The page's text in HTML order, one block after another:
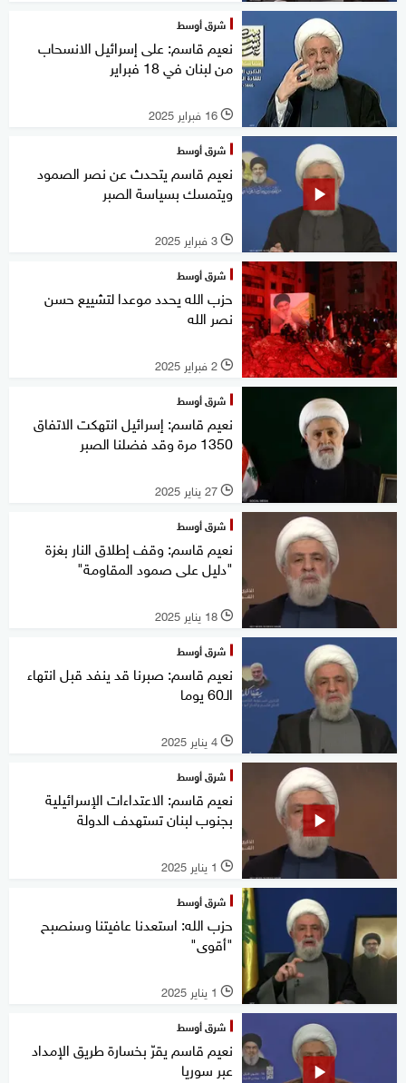
شرق أوسط
نعيم قاسم: على إسرائيل الانسحاب
من لبنان في 18 فبراير
l 16 فبراير 2025
شرق أوسط
نعيم قاسم يتحدث عن نصر الصمود
ويتمسك بسياسة الصبر
l 3 فبراير 2025
شرق أوسط
حزب الله يحدد موعدا لتشييع حسن
نصر الله
l 2 فبراير 2025
شرق أوسط
نعيم قاسم: إسرائيل انتهكت الاتفاق
1350 مرة وقد فضلنا الصبر
l 27 يناير 2025
شرق أوسط
نعيم قاسم: وقف إطلاق النار بغزة
"دليل على صمود المقاومة"
l 18 يناير 2025
شرق أوسط
نعيم قاسم: صبرنا قد ينفد قبل انتهاء
الـ60 يوما
l 4 يناير 2025
شرق أوسط
نعيم قاسم: الاعتداءات الإسرائيلية
بجنوب لبنان تستهدف الدولة
l 1 يناير 2025
شرق أوسط
حزب الله: استعدنا عافيتنا وسنصبح
"أقوى"
l 1 يناير 2025
شرق أوسط
نعيم قاسم يقرّ بخسارة طريق الإمداد
عبر سوريا